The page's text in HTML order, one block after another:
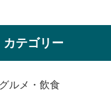
カテゴリー
グルメ・飲食